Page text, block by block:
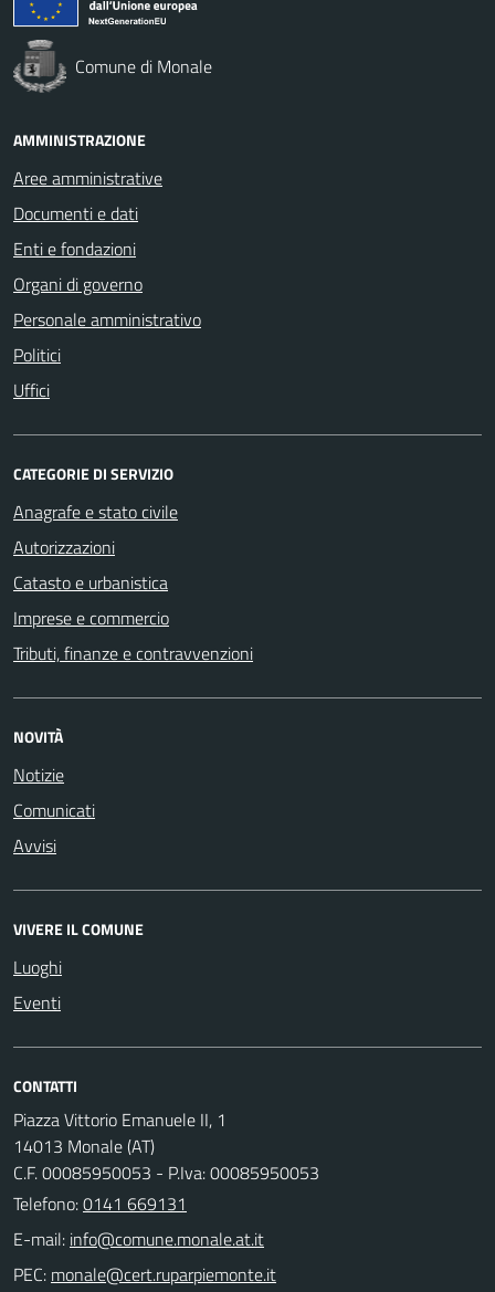
Comune di Monale
AMMINISTRAZIONE
Aree amministrative
Documenti e dati
Enti e fondazioni
Organi di governo
Personale amministrativo
Politici
Uffici
CATEGORIE DI SERVIZIO
Anagrafe e stato civile
Autorizzazioni
Catasto e urbanistica
Imprese e commercio
Tributi, finanze e contravvenzioni
NOVITÀ
Notizie
Comunicati
Avvisi
VIVERE IL COMUNE
Luoghi
Eventi
CONTATTI
Piazza Vittorio Emanuele II, 1
14013 Monale (AT)
C.F. 00085950053 - P.Iva: 00085950053
Telefono:0141 669131
E-mail:
PEC: